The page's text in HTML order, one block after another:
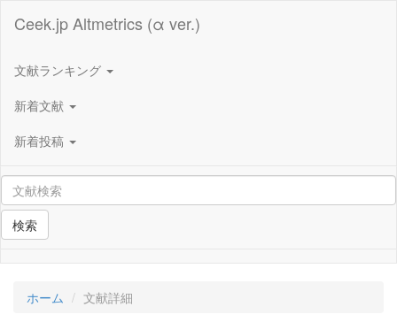
Ceek.jp Altmetrics (α ver.)
文献ランキング
新着文献
新着投稿
検索
ホーム 文献詳細